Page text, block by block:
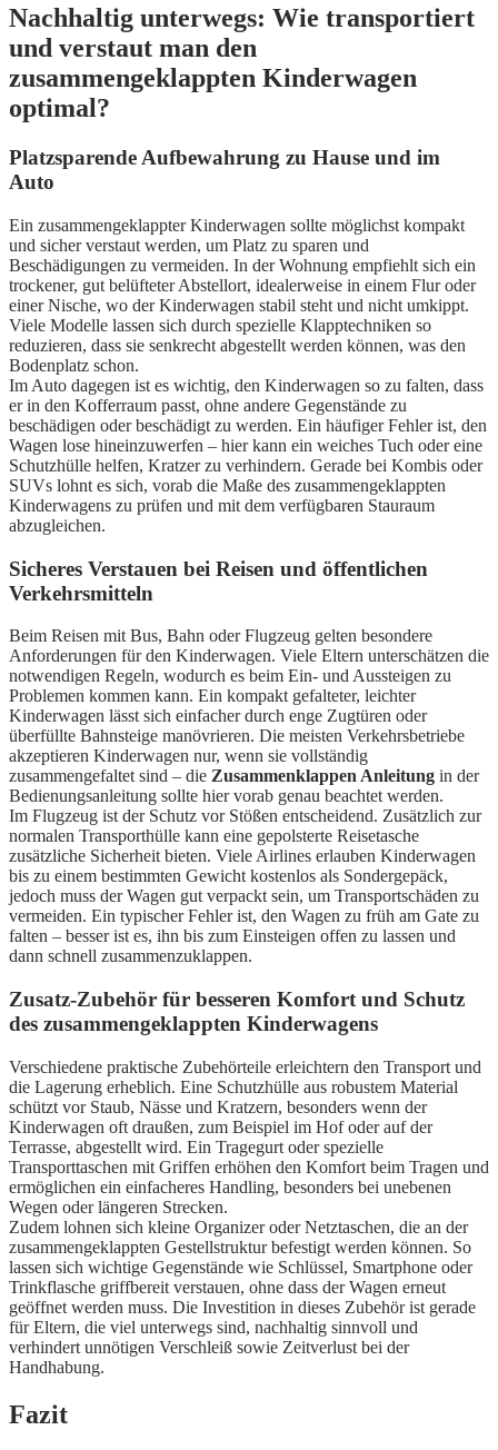
Nachhaltig unterwegs: Wie transportiert
und verstaut man den
zusammengeklappten Kinderwagen
optimal?
Platzsparende Aufbewahrung zu Hause und im
Auto
Ein zusammengeklappter Kinderwagen sollte möglichst kompakt
und sicher verstaut werden, um Platz zu sparen und
Beschädigungen zu vermeiden. In der Wohnung empfiehlt sich ein
trockener, gut belüfteter Abstellort, idealerweise in einem Flur oder
einer Nische, wo der Kinderwagen stabil steht und nicht umkippt.
Viele Modelle lassen sich durch spezielle Klapptechniken so
reduzieren, dass sie senkrecht abgestellt werden können, was den
Bodenplatz schon.
Im Auto dagegen ist es wichtig, den Kinderwagen so zu falten, dass
er in den Kofferraum passt, ohne andere Gegenstände zu
beschädigen oder beschädigt zu werden. Ein häufiger Fehler ist, den
Wagen lose hineinzuwerfen – hier kann ein weiches Tuch oder eine
Schutzhülle helfen, Kratzer zu verhindern. Gerade bei Kombis oder
SUVs lohnt es sich, vorab die Maße des zusammengeklappten
Kinderwagens zu prüfen und mit dem verfügbaren Stauraum
abzugleichen.
Sicheres Verstauen bei Reisen und öffentlichen
Verkehrsmitteln
Beim Reisen mit Bus, Bahn oder Flugzeug gelten besondere
Anforderungen für den Kinderwagen. Viele Eltern unterschätzen die
notwendigen Regeln, wodurch es beim Ein- und Aussteigen zu
Problemen kommen kann. Ein kompakt gefalteter, leichter
Kinderwagen lässt sich einfacher durch enge Zugtüren oder
überfüllte Bahnsteige manövrieren. Die meisten Verkehrsbetriebe
akzeptieren Kinderwagen nur, wenn sie vollständig
zusammengefaltet sind – die Zusammenklappen Anleitung in der
Bedienungsanleitung sollte hier vorab genau beachtet werden.
Im Flugzeug ist der Schutz vor Stößen entscheidend. Zusätzlich zur
normalen Transporthülle kann eine gepolsterte Reisetasche
zusätzliche Sicherheit bieten. Viele Airlines erlauben Kinderwagen
bis zu einem bestimmten Gewicht kostenlos als Sondergepäck,
jedoch muss der Wagen gut verpackt sein, um Transportschäden zu
vermeiden. Ein typischer Fehler ist, den Wagen zu früh am Gate zu
falten – besser ist es, ihn bis zum Einsteigen offen zu lassen und
dann schnell zusammenzuklappen.
Zusatz-Zubehör für besseren Komfort und Schutz
des zusammengeklappten Kinderwagens
Verschiedene praktische Zubehörteile erleichtern den Transport und
die Lagerung erheblich. Eine Schutzhülle aus robustem Material
schützt vor Staub, Nässe und Kratzern, besonders wenn der
Kinderwagen oft draußen, zum Beispiel im Hof oder auf der
Terrasse, abgestellt wird. Ein Tragegurt oder spezielle
Transporttaschen mit Griffen erhöhen den Komfort beim Tragen und
ermöglichen ein einfacheres Handling, besonders bei unebenen
Wegen oder längeren Strecken.
Zudem lohnen sich kleine Organizer oder Netztaschen, die an der
zusammengeklappten Gestellstruktur befestigt werden können. So
lassen sich wichtige Gegenstände wie Schlüssel, Smartphone oder
Trinkflasche griffbereit verstauen, ohne dass der Wagen erneut
geöffnet werden muss. Die Investition in dieses Zubehör ist gerade
für Eltern, die viel unterwegs sind, nachhaltig sinnvoll und
verhindert unnötigen Verschleiß sowie Zeitverlust bei der
Handhabung.
Fazit